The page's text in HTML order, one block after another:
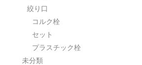
絞り口
コルク栓
セット
プラスチック栓
未分類